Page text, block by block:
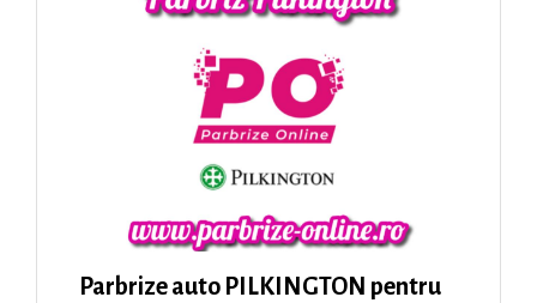
Parbrize auto PILKINGTON pentru